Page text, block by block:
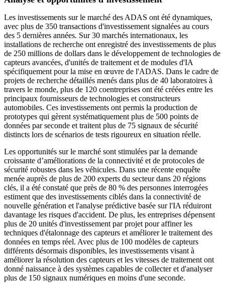
Les investissements sur le marché des ADAS ont été dynamiques,
avec plus de 350 transactions d'investissement signalées au cours
des 5 dernières années. Sur 30 marchés internationaux, les
installations de recherche ont enregistré des investissements de plus
de 250 millions de dollars dans le développement de technologies de
capteurs avancées, d'unités de traitement et de modules d'IA
spécifiquement pour la mise en œuvre de l'ADAS. Dans le cadre de
projets de recherche détaillés menés dans plus de 40 laboratoires à
travers le monde, plus de 120 coentreprises ont été créées entre les
principaux fournisseurs de technologies et constructeurs
automobiles. Ces investissements ont permis la production de
prototypes qui gèrent systématiquement plus de 500 points de
données par seconde et traitent plus de 75 signaux de sécurité
distincts lors de scénarios de tests rigoureux en situation réelle.
Les opportunités sur le marché sont stimulées par la demande
croissante d’améliorations de la connectivité et de protocoles de
sécurité robustes dans les véhicules. Dans une récente enquête
menée auprès de plus de 200 experts du secteur dans 20 régions
clés, il a été constaté que près de 80 % des personnes interrogées
estiment que des investissements ciblés dans la connectivité de
nouvelle génération et l'analyse prédictive basée sur l'IA réduiront
davantage les risques d'accident. De plus, les entreprises dépensent
plus de 20 unités d'investissement par projet pour affiner les
techniques d'étalonnage des capteurs et améliorer le traitement des
données en temps réel. Avec plus de 100 modèles de capteurs
différents désormais disponibles, les investissements visant à
améliorer la résolution des capteurs et les vitesses de traitement ont
donné naissance à des systèmes capables de collecter et d'analyser
plus de 150 signaux numériques en moins d'une seconde.